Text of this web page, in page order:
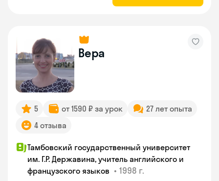
Вера
5 от 1590 ₽ за урок
27 лет опыта
4 отзыва
Тамбовский государственный университет
им. Г.Р. Державина, учитель английского и
французского языков • 1998 г.